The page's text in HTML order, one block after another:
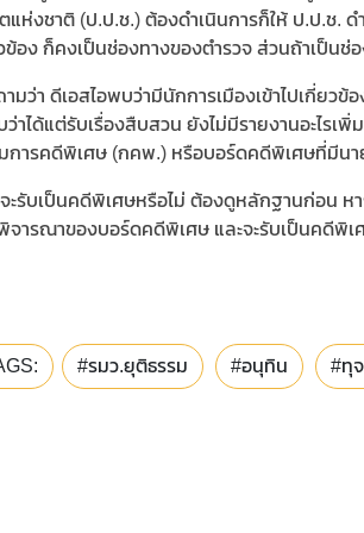
แห่งชาติ (ป.ป.ช.) ต้องดำเนินการก็ให้ ป.ป.ช. ด
ข้อง ก็คงเป็นช่องทางของตำรวจ ส่วนถ้าเป็นช่
ามว่า ดีเอสไอพบว่ามีนักการเมืองเข้าไปเกี่ย
ว่าได้แต่รับเรื่องสืบสวน ยังไม่มีรายงานอะไรเ
การคดีพิเศษ (กคพ.) หรือบอร์ดคดีพิเศษที่มีนา
ะรับเป็นคดีพิเศษหรือไม่ ต้องดูหลักฐานก่อน ห
จารณาของบอร์ดคดีพิเศษ และจะรับเป็นคดีพิ
#รมว.ยุติธรรม #อนุทิน #ทุ